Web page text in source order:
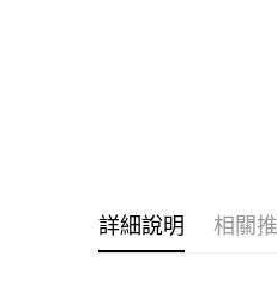
詳細說明 相關